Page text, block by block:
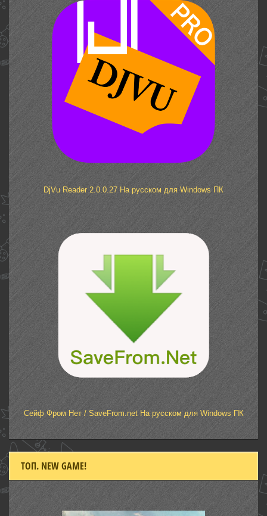
DjVu Reader 2.0.0.27 На русском для Windows ПК
Сейф Фром Нет / SaveFrom.net На русском для Windows ПК
ТОП. NEW GAME!